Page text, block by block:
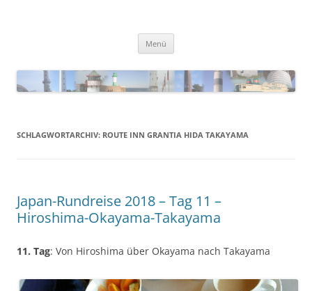
Menü
SCHLAGWORTARCHIV: ROUTE INN GRANTIA HIDA TAKAYAMA
Japan-Rundreise 2018 – Tag 11 –
Hiroshima-Okayama-Takayama
11. Tag: Von Hiroshima über Okayama nach Takayama